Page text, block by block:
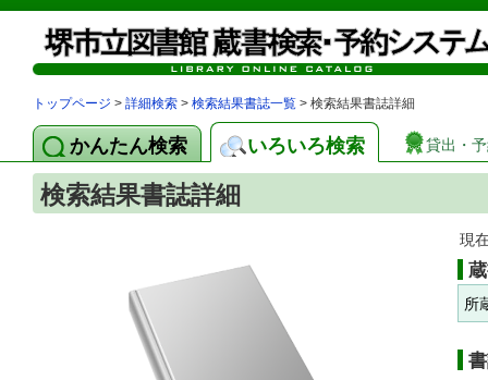
トップページ > 詳細検索 > 検索結果書誌一覧 > 検索結果書誌詳細
かんたん検索 いろいろ検索 貸出・
検索結果書誌詳細
現
所